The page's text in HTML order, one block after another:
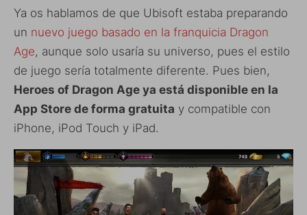
Ya os hablamos de que Ubisoft estaba preparando
un nuevo juego basado en la franquicia Dragon
Age, aunque solo usaría su universo, pues el estilo
de juego sería totalmente diferente. Pues bien,
Heroes of Dragon Age ya está disponible en la
App Store de forma gratuita y compatible con
iPhone, iPod Touch y iPad.